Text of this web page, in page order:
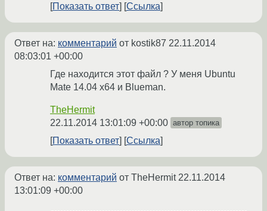
Показать ответ
Ссылка
Ответ на: комментарий от kostik87 22.11.2014
08:03:01 +00:00
Где находится этот файл ? У меня Ubuntu
Mate 14.04 x64 и Blueman.
TheHermit
22.11.2014 13:01:09 +00:00 автор топика
Показать ответ Ссылка
Ответ на: комментарий от TheHermit22.11.2014
13:01:09 +00:00